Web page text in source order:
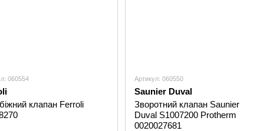
060554
клапан Ferroli
Артикул: 060550
Saunier Duval
Зворотний клапан Saunier
Duval S1007200 Protherm
0020027681